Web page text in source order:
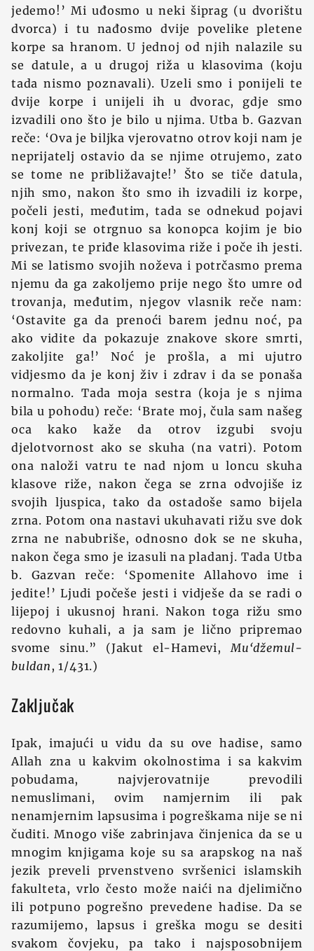
jedemo!’ Mi uđosmo u neki šiprag (u dvorištu
dvorca) i tu nađosmo dvije povelike pletene
korpe sa hranom. U jednoj od njih nalazile su
se datule, a u drugoj riža u klasovima (koju
tada nismo poznavali). Uzeli smo i ponijeli te
dvije korpe i unijeli ih u dvorac, gdje smo
izvadili ono što je bilo u njima. Utba b. Gazvan
reče: ‘Ova je biljka vjerovatno otrov koji nam je
neprijatelj ostavio da se njime otrujemo, zato
se tome ne približavajte!’ Što se tiče datula,
njih smo, nakon što smo ih izvadili iz korpe,
počeli jesti, međutim, tada se odnekud pojavi
konj koji se otrgnuo sa konopca kojim je bio
privezan, te priđe klasovima riže i poče ih jesti.
Mi se latismo svojih noževa i potrčasmo prema
njemu da ga zakoljemo prije nego što umre od
trovanja, međutim, njegov vlasnik reče nam:
‘Ostavite ga da prenoći barem jednu noć, pa
ako vidite da pokazuje znakove skore smrti,
zakoljite ga!’ Noć je prošla, a mi ujutro
vidjesmo da je konj živ i zdrav i da se ponaša
normalno. Tada moja sestra (koja je s njima
bila u pohodu) reče: ‘Brate moj, čula sam našeg
oca kako kaže da otrov izgubi svoju
djelotvornost ako se skuha (na vatri). Potom
ona naloži vatru te nad njom u loncu skuha
klasove riže, nakon čega se zrna odvojiše iz
svojih ljuspica, tako da ostadoše samo bijela
zrna. Potom ona nastavi ukuhavati rižu sve dok
zrna ne nabubriše, odnosno dok se ne skuha,
nakon čega smo je izasuli na pladanj. Tada Utba
b. Gazvan reče: ‘Spomenite Allahovo ime i
jedite!’ Ljudi počeše jesti i vidješe da se radi o
lijepoj i ukusnoj hrani. Nakon toga rižu smo
redovno kuhali, a ja sam je lično pripremao
svome sinu.” (Jakut el-Hamevi,Mu‘džemul-
buldan, 1/431.)
Zaključak
Ipak, imajući u vidu da su ove hadise, samo
Allah zna u kakvim okolnostima i sa kakvim
pobudama, najvjerovatnije prevodili
nemuslimani, ovim namjernim ili pak
nenamjernim lapsusima i pogreškama nije se ni
čuditi. Mnogo više zabrinjava činjenica da se u
mnogim knjigama koje su sa arapskog na naš
jezik preveli prvenstveno svršenici islamskih
fakulteta, vrlo često može naići na djelimično
ili potpuno pogrešno prevedene hadise. Da se
razumijemo, lapsus i greška mogu se desiti
svakom čovjeku, pa tako i najsposobnijem